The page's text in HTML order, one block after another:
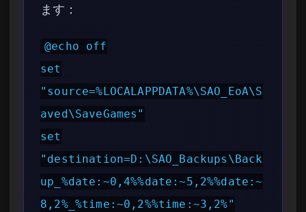
ます：
@echo off
set
"source=%LOCALAPPDATA%\SAO_EoA\S
aved\SaveGames"
set
"destination=D:\SAO_Backups\Back
up_%date:~0,4%%date:~5,2%%date:~
8,2%_%time:~0,2%%time:~3,2%"